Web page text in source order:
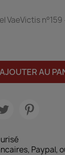
VaeVictis
AJOUTER AU
Paypal,